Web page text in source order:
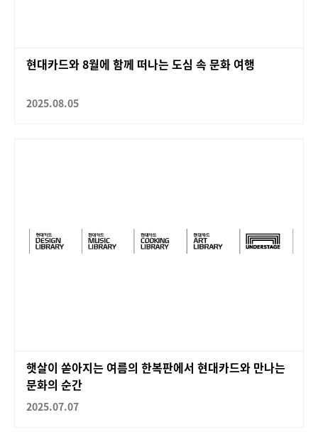
현대카드와 8월에 함께 떠나는 도심 속 문화 여행
2025.08.05
햇살이 쏟아지는 여름의 한복판에서 현대카드와 만나는
문화의 순간
2025.07.07